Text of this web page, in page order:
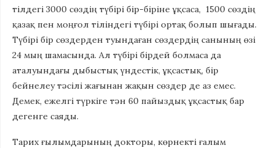
тілдегі 3000 сөздің түбірі бір-біріне ұқсаса, 1500 сөздің
қазақ пен моңғол тіліндегі түбірі ортақ болып шығады.
Түбірі бір сөздерден туындаған сөздердің санының өзі
24 мың шамасында. Ал түбірі бірдей болмаса да
аталуындағы дыбыстық үндестік, ұқсастық, бір
бейнелеу тәсілі жағынан жақын сөздер де аз емес.
Демек, ежелгі түркіге тән 60 пайыздық ұқсастық бар
дегенге саяды.
Тарих ғылымдарының докторы, көрнекті ғалым